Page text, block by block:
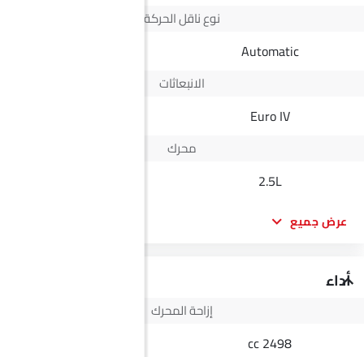
نوع ناقل الحركة
Automatic
الانبعاثات
Euro IV
محرك
2.5L
عرض جميع
أداء
إزاحة المحرك
2498 cc